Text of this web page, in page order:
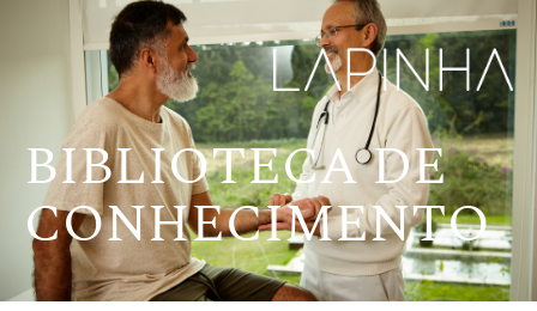
BIBLIOTECA DE
CONHECIMENTO